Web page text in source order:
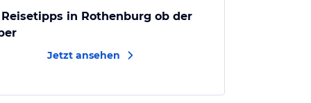
in Rothenburg ob der
Jetzt ansehen